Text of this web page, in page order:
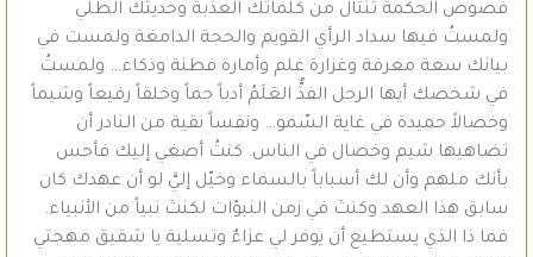
فصوص الحكمة تنثال من كلماتك العذبة وحديثك الطلي
ولمستُ فيها سداد الرأي القويم والحجة الدامغة ولمست في
بيانك سعة معرفة وغزارة علم وأمارة فطنة وذكاء… ولمستُ
في شخصك أيها الرجل الفذُّ العَلَمُ أدباً جماً وخلقاً رفيعاً وشيماً
وخصالاً حميدة في غاية السّمو… ونفساً نقية من النادر أن
تضاهيها شيم وخصال في الناس. كنتُ أصغي إليك فأحس
بأنك ملهم وأن لك أسباباً بالسماء وخيّل إليَّ لو أن عهدك كان
سابق هذا العهد وكنتَ في زمن النبؤات لكنتَ نبياً من الأنبياء.
فما ذا الذي يستطيع أن يوفر لي عزاءٌ وتسلية يا شقيق مهجتي